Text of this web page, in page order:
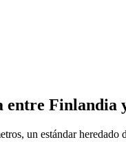
Finlandia
un estándar